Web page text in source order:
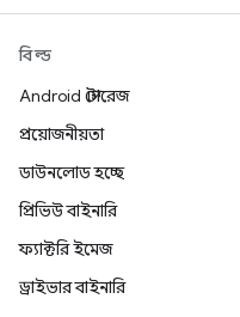
বিল্ড
Android স্টোরেজ
প্রয়োজনীয়তা
ডাউনলোড হচ্ছে
প্রিভিউ বাইনারি
ফ্যাক্টরি ইমেজ
ড্রাইভার বাইনারি